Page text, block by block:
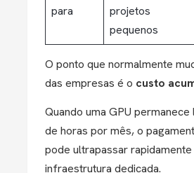
para
projetos
pequenos
O ponto que normalmente
das empresas é o custo
Quando uma GPU permanece
de horas por mês, o
pode ultrapassar
infraestrutura dedicada.